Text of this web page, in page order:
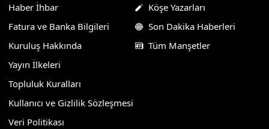
Haber İhbar
Fatura ve Banka Bilgileri
Kuruluş Hakkında
Yayın İlkeleri
Topluluk Kuralları
Kullanıcı ve Gizlilik Sözleşmesi
Veri Politikası
Köşe Yazarları
Son Dakika Haberleri
Tüm Manşetler